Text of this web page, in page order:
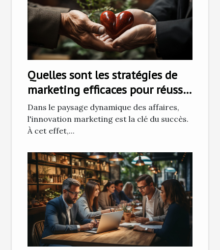
Quelles sont les stratégies de
marketing efficaces pour réussir
à fidéliser les clients ?
Dans le paysage dynamique des affaires,
l'innovation marketing est la clé du succès.
À cet effet,...